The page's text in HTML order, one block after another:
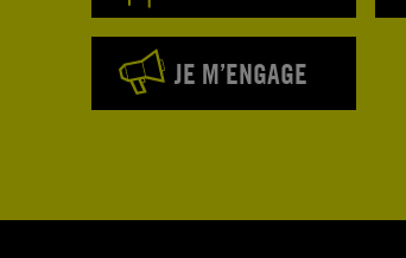
JE M’ENGAGE